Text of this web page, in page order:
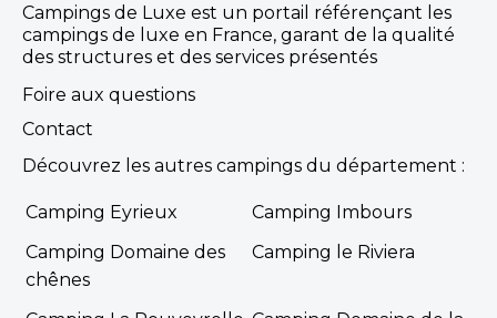
Campings de Luxe est un portail référençant les
campings de luxe en France, garant de la qualité
des structures et des services présentés
Foire aux questions
Contact
Découvrez les autres campings du département :
Camping Eyrieux
Camping Imbours
Camping Domaine des
chênes
Camping le Riviera